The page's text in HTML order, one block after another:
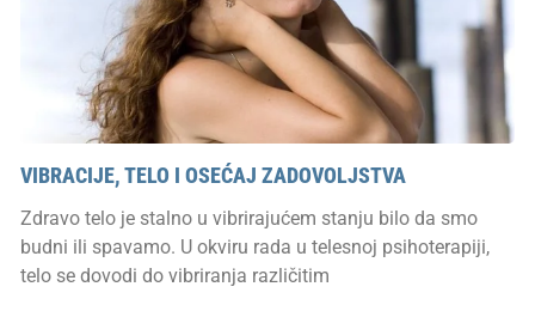
VIBRACIJE, TELO I OSEĆAJ ZADOVOLJSTVA
Zdravo telo je stalno u vibrirajućem stanju bilo da smo
budni ili spavamo. U okviru rada u telesnoj psihoterapiji,
telo se dovodi do vibriranja različitim